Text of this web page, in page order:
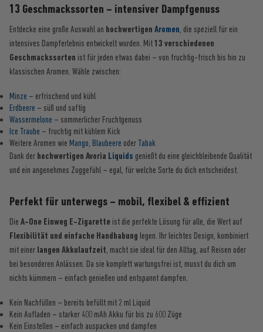
13 Geschmackssorten – intensiver Dampfgenuss
Entdecke eine große Auswahl an hochwertigen Aromen , die speziell für ein
intensives Dampferlebnis entwickelt wurden. Mit13 verschiedenen
Geschmackssorten ist für jeden etwas dabei – von fruchtig-frisch bis hin zu
klassischen Aromen. Wähle zwischen:
Minze – erfrischend und kühl
Erdbeere – süß und saftig
Wassermelone – sommerlicher Fruchtgenuss
Ice Traube – fruchtig mit kühlem Kick
Weitere Aromen wie Mango Blaubeere oder Tabak
Dank der hochwertigen Avoria Liquids genießt du eine gleichbleibende Qualität
und ein angenehmes Zuggefühl – egal, für welche Sorte du dich entscheidest.
Perfekt für unterwegs – mobil, flexibel & effizient
Die A-One Einweg E-Zigarette ist die perfekte Lösung für alle, die Wert auf
Flexibilität und einfache Handhabung legen. Ihr leichtes Design, kombiniert
mit einer langen Akkulaufzeit , macht sie ideal für den Alltag, auf Reisen oder
bei besonderen Anlässen. Da sie komplett wartungsfrei ist, musst du dich um
nichts kümmern – einfach genießen und entspannt dampfen.
Kein Nachfüllen – bereits befüllt mit 2 ml Liquid
Kein Aufladen – starker 400 mAh Akku für bis zu 600 Züge
Kein Einstellen – einfach auspacken und dampfen